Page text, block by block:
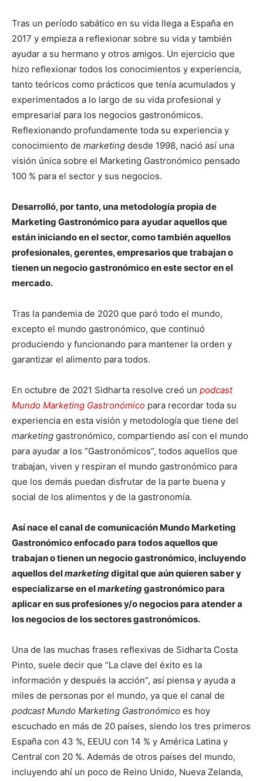
Tras un período sabático en su vida llega a España en
2017 y empieza a reflexionar sobre su vida y también
ayudar a su hermano y otros amigos. Un ejercicio que
hizo reflexionar todos los conocimientos y experiencia,
tanto teóricos como prácticos que tenía acumulados y
experimentados a lo largo de su vida profesional y
empresarial para los negocios gastronómicos.
Reflexionando profundamente toda su experiencia y
conocimiento de marketing desde 1998, nació así una
visión única sobre el Marketing Gastronómico pensado
100 % para el sector y sus negocios.
Desarrolló, por tanto, una metodología propia de
Marketing Gastronómico para ayudar aquellos que
están iniciando en el sector, como también aquellos
profesionales, gerentes, empresarios que trabajan o
tienen un negocio gastronómico en este sector en el
mercado.
Tras la pandemia de 2020 que paró todo el mundo,
excepto el mundo gastronómico, que continuó
produciendo y funcionando para mantener la orden y
garantizar el alimento para todos.
En octubre de 2021 Sidharta resolve creó un podcast
Mundo Marketing Gastronómico para recordar toda su
experiencia en esta visión y metodología que tiene del
marketing gastronómico, compartiendo así con el mundo
para ayudar a los “Gastronómicos”, todos aquellos que
trabajan, viven y respiran el mundo gastronómico para
que los demás puedan disfrutar de la parte buena y
social de los alimentos y de la gastronomía.
Así nace el canal de comunicación Mundo Marketing
Gastronómico enfocado para todos aquellos que
trabajan o tienen un negocio gastronómico, incluyendo
aquellos delmarketingdigital que aún quieren saber y
especializarse en elmarketinggastronómico para
aplicar en sus profesiones y/o negocios para atender a
los negocios de los sectores gastronómicos.
Una de las muchas frases reflexivas de Sidharta Costa
Pinto, suele decir que “La clave del éxito es la
información y después la acción”, así piensa y ayuda a
miles de personas por el mundo, ya que el canal de
podcast Mundo Marketing Gastronómico es hoy
escuchado en más de 20 países, siendo los tres primeros
España con 43 %, EEUU con 14 % y América Latina y
Central con 20 %. Además de otros países del mundo,
incluyendo ahí un poco de Reino Unido, Nueva Zelanda,